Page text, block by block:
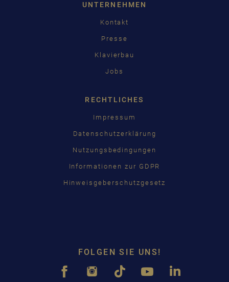
UNTERNEHMEN
Kontakt
Presse
Klavierbau
Jobs
RECHTLICHES
Impressum
Datenschutzerklärung
Nutzungsbedingungen
Informationen zur GDPR
Hinweisgeberschutzgesetz
FOLGEN SIE UNS!